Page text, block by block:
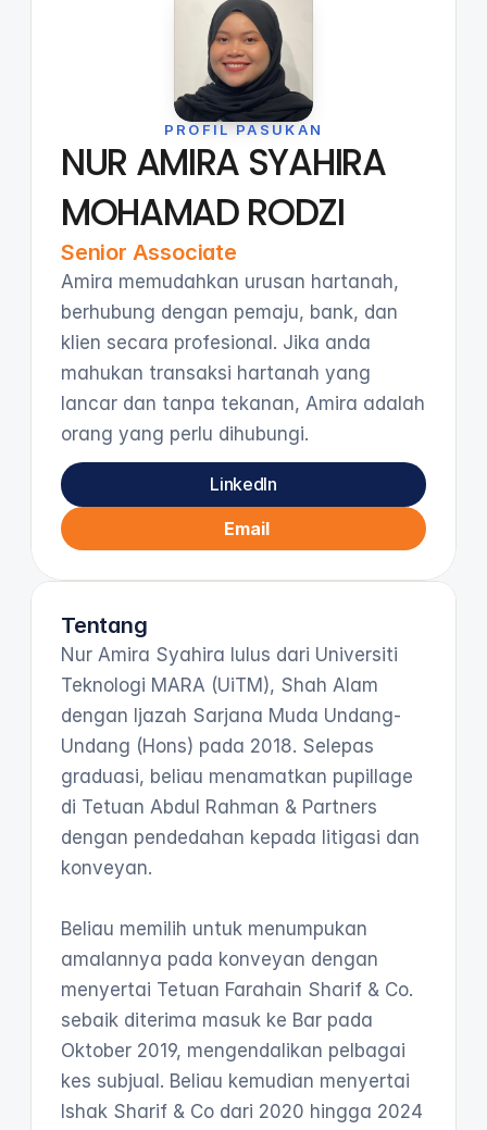
PROFIL PASUKAN
NUR AMIRA SYAHIRA
MOHAMAD RODZI
Senior Associate
Amira memudahkan urusan hartanah,
berhubung dengan pemaju, bank, dan
klien secara profesional. Jika anda
mahukan transaksi hartanah yang
lancar dan tanpa tekanan, Amira adalah
orang yang perlu dihubungi.
LinkedIn
Email
Tentang
Nur Amira Syahira lulus dari Universiti
Teknologi MARA (UiTM), Shah Alam
dengan Ijazah Sarjana Muda Undang-
Undang (Hons) pada 2018. Selepas
graduasi, beliau menamatkan pupillage
di Tetuan Abdul Rahman & Partners
dengan pendedahan kepada litigasi dan
konveyan.
Beliau memilih untuk menumpukan
amalannya pada konveyan dengan
menyertai Tetuan Farahain Sharif & Co.
sebaik diterima masuk ke Bar pada
Oktober 2019, mengendalikan pelbagai
kes subjual. Beliau kemudian menyertai
Ishak Sharif & Co dari 2020 hingga 2024